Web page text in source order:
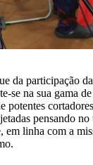
da participação
se na sua gama
pensando
em linha com a